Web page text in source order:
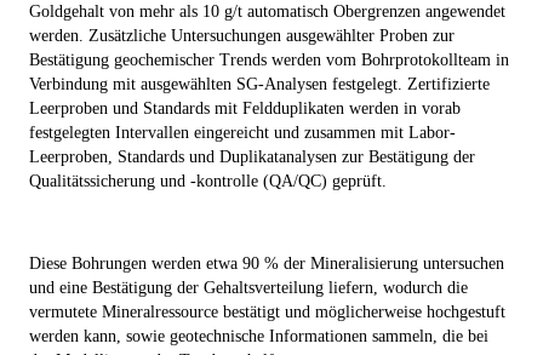
Goldgehalt von mehr als 10 g/t automatisch Obergrenzen angewendet
werden. Zusätzliche Untersuchungen ausgewählter Proben zur
Bestätigung geochemischer Trends werden vom Bohrprotokollteam in
Verbindung mit ausgewählten SG-Analysen festgelegt. Zertifizierte
Leerproben und Standards mit Feldduplikaten werden in vorab
festgelegten Intervallen eingereicht und zusammen mit Labor-
Leerproben, Standards und Duplikatanalysen zur Bestätigung der
Qualitätssicherung und -kontrolle (QA/QC) geprüft.
Diese Bohrungen werden etwa 90 % der Mineralisierung untersuchen
und eine Bestätigung der Gehaltsverteilung liefern, wodurch die
vermutete Mineralressource bestätigt und möglicherweise hochgestuft
werden kann, sowie geotechnische Informationen sammeln, die bei